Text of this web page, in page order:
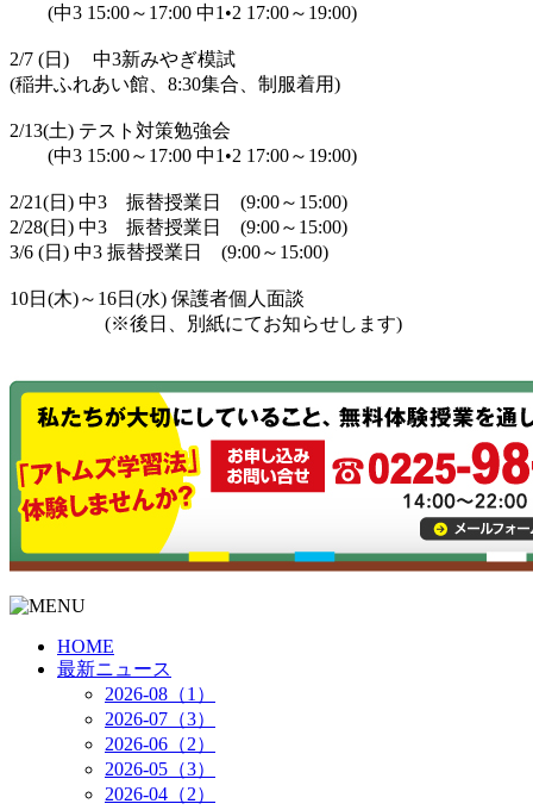
(中3 15:00～17:00 中1•2 17:00～19:00)
2/7 (日) 中3新みやぎ模試
(稲井ふれあい館、8:30集合、制服着用)
2/13(土) テスト対策勉強会
(中3 15:00～17:00 中1•2 17:00～19:00)
2/21(日) 中3 振替授業日 (9:00～15:00)
2/28(日) 中3 振替授業日 (9:00～15:00)
3/6 (日) 中3 振替授業日 (9:00～15:00)
10日(木)～16日(水) 保護者個人面談
(※後日、別紙にてお知らせします)
HOME
最新ニュース
2026-08（1）
2026-07（3）
2026-06（2）
2026-05（3）
2026-04（2）